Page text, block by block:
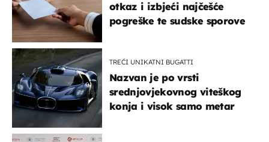
otkaz i izbjeći najčešće
pogreške te sudske sporove
TREĆI UNIKATNI BUGATTI
Nazvan je po vrsti
srednjovjekovnog viteškog
konja i visok samo metar